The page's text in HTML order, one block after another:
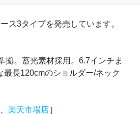
ス3タイプを発売しています。
拠。蓄光素材採用。6.7インチま
長120cmのショルダー/ネック
、楽天市場店］